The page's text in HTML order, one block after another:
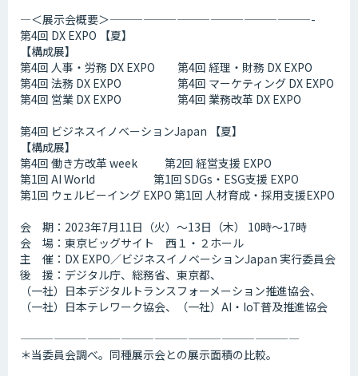
—＜展示会概要＞——————————————————-
第4回 DX EXPO 【夏】
【構成展】
第4回 人事・労務 DX EXPO 第4回 経理・財務 DX EXPO
第4回 法務 DX EXPO 第4回 マーケティング DX EXPO
第4回 営業 DX EXPO 第4回 業務改革 DX EXPO
第4回 ビジネスイノベーションJapan 【夏】
【構成展】
第4回 働き方改革 week 第2回 経営支援 EXPO
第1回 AI World 第1回 SDGs・ESG支援 EXPO
第1回 ウェルビーイング EXPO 第1回 人材育成・採用支援EXPO
会 期：2023年7月11日（火）～13日（木） 10時～17時
会 場：東京ビッグサイト 西１・２ホール
主 催：DX EXPO／ビジネスイノベーションJapan 実行委員会
後 援：デジタル庁、総務省、東京都、
（一社）日本デジタルトランスフォーメーション推進協会、
（一社）日本テレワーク協会、（一社）AI・IoT普及推進協会
—————————————————————————
＊当委員会調べ。同種展示会との展示面積の比較。